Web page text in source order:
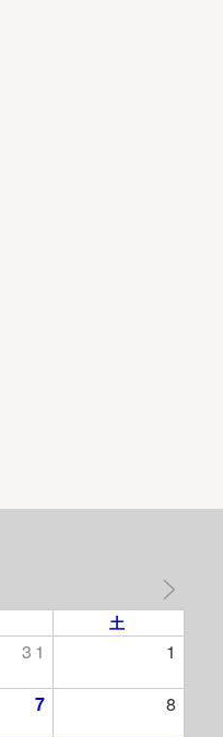
土
31 1
7 8